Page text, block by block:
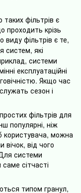
фільтрів є
проходить крізь
фільтрів є те,
систем, які
системи
експлуатаційні
Якщо час
сезон і
фільтрів для
популярні, ніж
користувача, можна
вічок, від чого
системи
сітчасті
типом гранул,